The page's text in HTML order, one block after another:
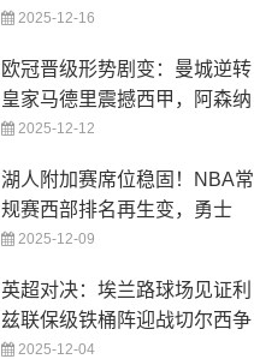
2025-12-16
欧冠晋级形势剧变：曼城逆转
皇家马德里震撼西甲，阿森纳
2025-12-12
湖人附加赛席位稳固！NBA常
规赛西部排名再生变，勇士
2025-12-09
英超对决：埃兰路球场见证利
兹联保级铁桶阵迎战切尔西争
2025-12-04